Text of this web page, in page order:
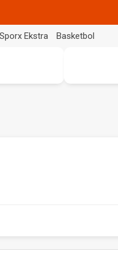
Sporx Ekstra Basketbol